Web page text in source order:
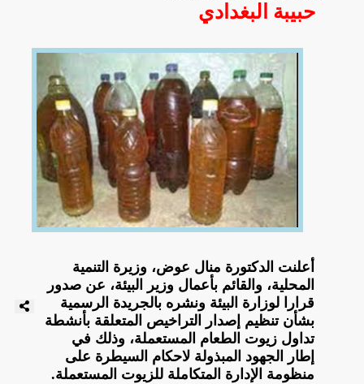
حبيبة البغدادي
أعلنت الدكتورة منال عوض، وزيرة التنمية
المحلية، والقائم بأعمال وزير البيئة، عن صدور
قرارا لوزارة البيئة ونشره بالجريدة الرسمية
بشأن تنظيم إصدار التراخيص المتعلقة بأنشطة
تداول زيوت الطعام المستعملة، وذلك في
إطار الجهود المبذولة لاحكام السيطرة على
منظومة الإدارة المتكاملة للزيوت المستعملة.